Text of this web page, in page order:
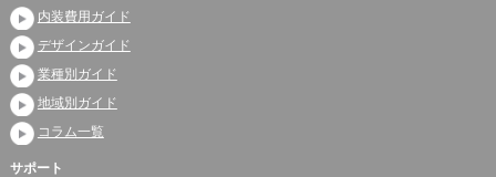
内装費用ガイド
デザインガイド
業種別ガイド
地域別ガイド
コラム一覧
サポート